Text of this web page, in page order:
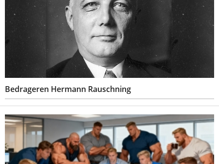
Bedrageren Hermann Rauschning